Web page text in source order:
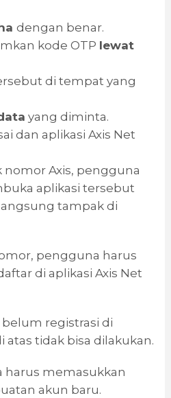
dengan benar.
kode OTP lewat
di tempat yang
yang diminta.
dan aplikasi Axis Net
Axis, pengguna
aplikasi tersebut
tampak di
pengguna harus
di aplikasi Axis Net
registrasi di
atas tidak bisa dilakukan.
harus memasukkan
akun baru.